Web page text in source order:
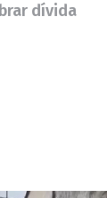
dívida